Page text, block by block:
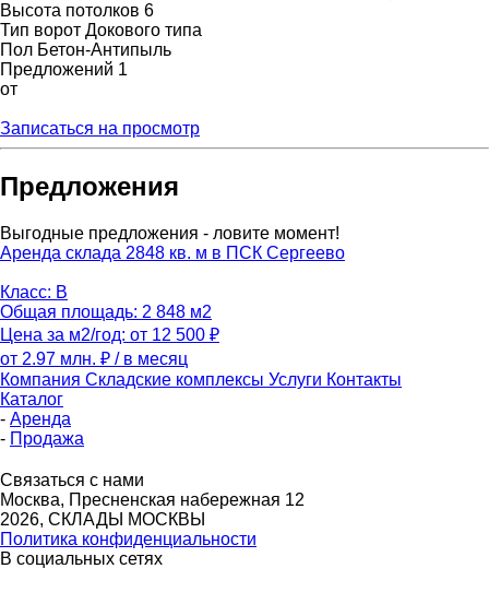
Высота потолков 6
Тип ворот Докового типа
Пол Бетон-Антипыль
Предложений 1
от
Записаться на просмотр
Предложения
Выгодные предложения - ловите момент!
Аренда склада 2848 кв. м в ПСК Сергеево
Класс: B
Общая площадь: 2 848 м2
Цена за м2/год: от 12 500 ₽
от 2.97 млн. ₽ / в месяц
Компания Складские комплексы Услуги Контакты
Каталог
- Аренда
- Продажа
Связаться с нами
Москва, Пресненская набережная 12
2026, СКЛАДЫ МОСКВЫ
Политика конфиденциальности
В социальных сетях